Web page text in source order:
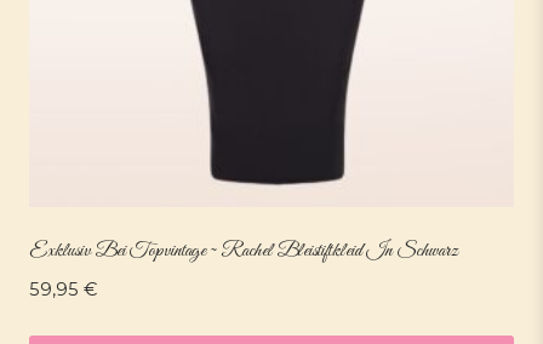
Exklusiv Bei Topvintage ~ Rachel Bleistiftkleid In Schwarz
59,95 €